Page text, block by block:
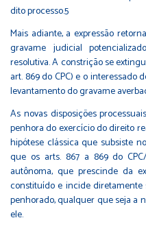
dito processo.5
Mais adiante, a expressão
gravame judicial
resolutiva. A constrição se
art. 869 do CPC) e o
levantamento do gravame
As novas disposições
penhora do exercício do direito
hipótese clássica que subsiste
que os arts. 867 a 869 do
autônoma, que prescinde da
constituído e incide
penhorado, qualquer que seja a
ele.